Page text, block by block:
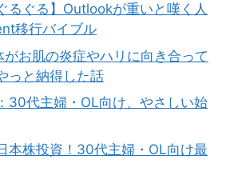
るぐる】Outlookが重いと嘆く人
移行バイブル
がお肌の炎症やハリに向き合って
っと納得した話
30代主婦・OL向け、やさしい始
本株投資！30代主婦・OL向け最